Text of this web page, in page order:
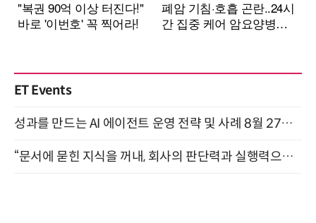
ET Events
성과를 만드는 AI 에이전트 운영 전략 및 사례 8월 27일 개최
“문서에 묻힌 지식을 꺼내, 회사의 판단력과 실행력으로 바꾸다” (8/20)